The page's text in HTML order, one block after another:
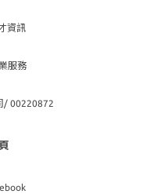
資訊
服務
/ 00220872